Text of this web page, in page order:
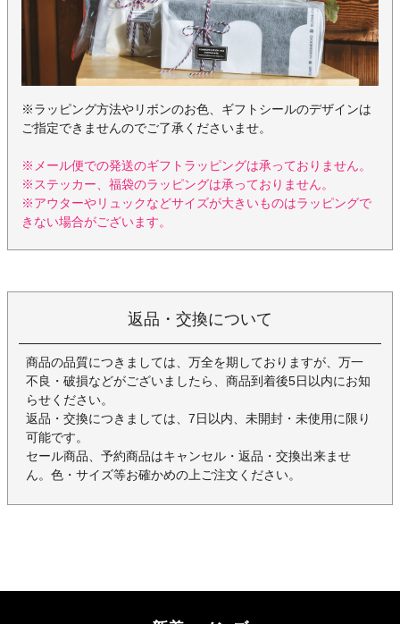
※ラッピング方法やリボンのお色、ギフトシールのデザインは
ご指定できませんのでご了承くださいませ。
※メール便での発送のギフトラッピングは承っておりません。
※ステッカー、福袋のラッピングは承っておりません。
※アウターやリュックなどサイズが大きいものはラッピングで
きない場合がございます。
返品・交換について
商品の品質につきましては、万全を期しておりますが、万一
不良・破損などがございましたら、商品到着後5日以内にお知
らせください。
返品・交換につきましては、7日以内、未開封・未使用に限り
可能です。
セール商品、予約商品はキャンセル・返品・交換出来ませ
ん。色・サイズ等お確かめの上ご注文ください。